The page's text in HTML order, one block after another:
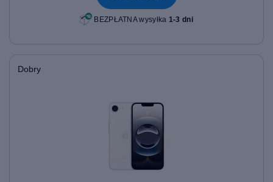
BEZPŁATNA wysyłka 1-3 dni
Dobry